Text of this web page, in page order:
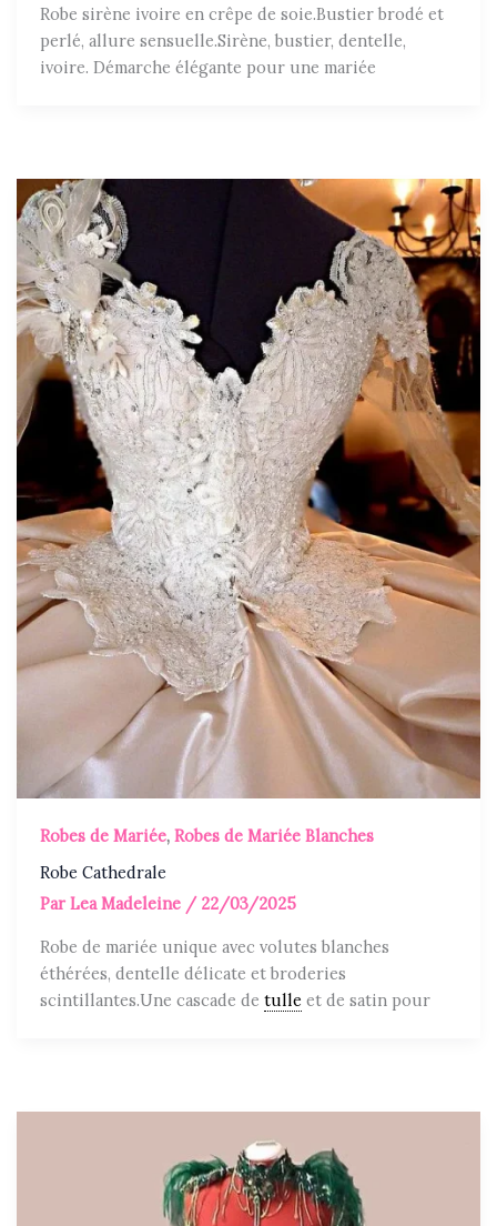
Robe sirène ivoire en crêpe de soie.Bustier brodé et
perlé, allure sensuelle.Sirène, bustier, dentelle,
ivoire. Démarche élégante pour une mariée
Robes de Mariée,Robes de Mariée Blanches
Robe Cathedrale
ParLea Madeleine / 22/03/2025
Robe de mariée unique avec volutes blanches
éthérées, dentelle délicate et broderies
scintillantes.Une cascade detulle et de satin pour